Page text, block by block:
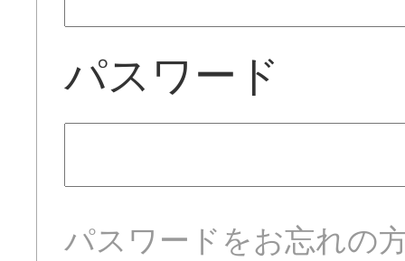
パスワード
パスワードをお忘れの